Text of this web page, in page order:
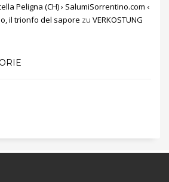
Peligna (CH) › SalumiSorrentino.com ‹
il trionfo del sapore zu VERKOSTUNG